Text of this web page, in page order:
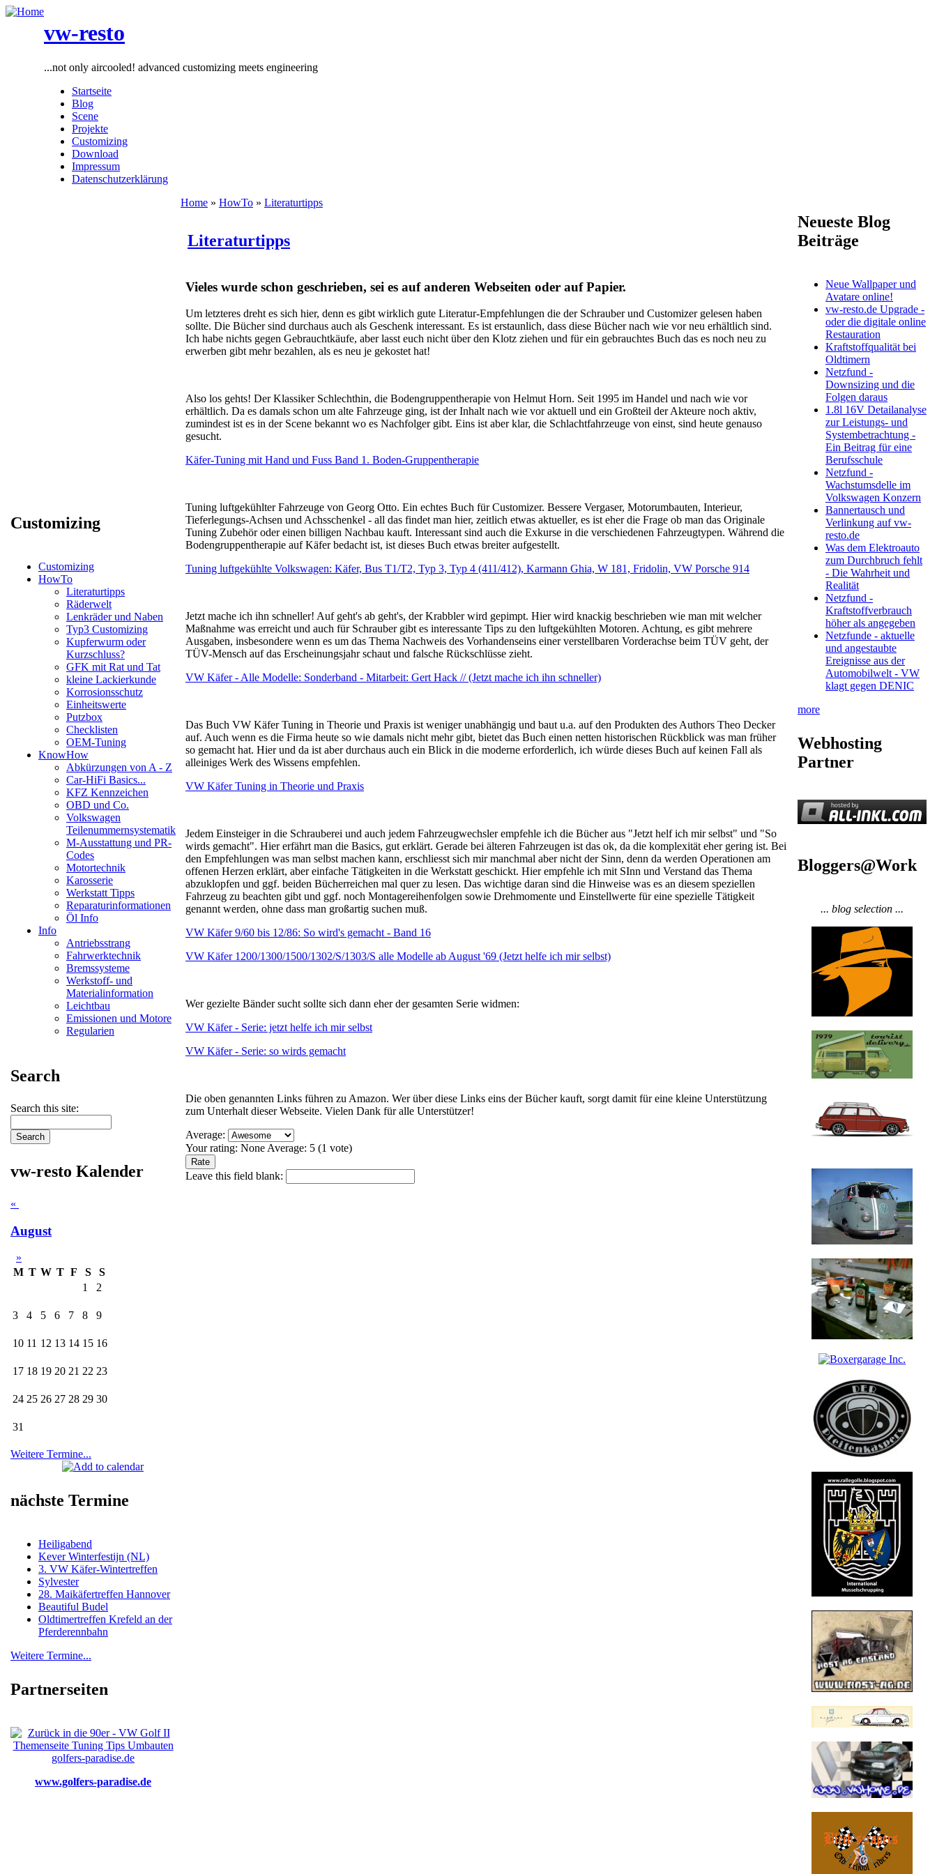
vw-resto
...not only aircooled! advanced customizing meets engineering
Startseite
Blog
Scene
Projekte
Customizing
Download
Impressum
Datenschutzerklärung
Customizing
Customizing
HowTo
Literaturtipps
Räderwelt
Lenkräder und Naben
Typ3 Customizing
Kupferwurm oder
Kurzschluss?
GFK mit Rat und Tat
kleine Lackierkunde
Korrosionsschutz
Einheitswerte
Putzbox
Checklisten
OEM-Tuning
KnowHow
Abkürzungen von A - Z
Car-HiFi Basics...
KFZ Kennzeichen
OBD und Co.
Volkswagen
Teilenummernsystematik
M-Ausstattung und PR-
Codes
Motortechnik
Karosserie
Werkstatt Tipps
Reparaturinformationen
Öl Info
Info
Antriebsstrang
Fahrwerktechnik
Bremssysteme
Werkstoff- und
Materialinformation
Leichtbau
Emissionen und Motore
Regularien
Search
Search this site:
vw-resto Kalender
«
August
»
M T W T F S
S
1
2
3 4 5 6 7 8 9
10 11 12 13 14 15 16
17 18 19 20 21 22 23
24 25 26 27 28 29 30
31
Weitere Termine...
nächste Termine
Heiligabend
Kever Winterfestijn (NL)
3. VW Käfer-Wintertreffen
Sylvester
28. Maikäfertreffen Hannover
Beautiful Budel
Oldtimertreffen Krefeld an der
Pferderennbahn
Weitere Termine...
Partnerseiten
www.golfers-paradise.de
Home » HowTo » Literaturtipps
Literaturtipps
Vieles wurde schon geschrieben, sei es auf anderen Webseiten oder auf Papier.
Um letzteres dreht es sich hier, denn es gibt wirklich gute Literatur-Empfehlungen die der Schrauber und Customizer gelesen haben
sollte. Die Bücher sind durchaus auch als Geschenk interessant. Es ist erstaunlich, dass diese Bücher nach wie vor neu erhältlich sind.
Ich habe nichts gegen Gebrauchtkäufe, aber lasst euch nicht über den Klotz ziehen und für ein gebrauchtes Buch das es noch neu zu
erwerben gibt mehr bezahlen, als es neu je gekostet hat!
Also los gehts! Der Klassiker Schlechthin, die Bodengruppentherapie von Helmut Horn. Seit 1995 im Handel und nach wie vor
erhältlich. Da es damals schon um alte Fahrzeuge ging, ist der Inhalt nach wie vor aktuell und ein Großteil der Akteure noch aktiv,
zumindest ist es in der Scene bekannt wo es Nachfolger gibt. Eins ist aber klar, die Schlachtfahrzeuge von einst, sind heute genauso
gesucht.
Käfer-Tuning mit Hand und Fuss Band 1. Boden-Gruppentherapie
Tuning luftgekühlter Fahrzeuge von Georg Otto. Ein echtes Buch für Customizer. Bessere Vergaser, Motorumbauten, Interieur,
Tieferlegungs-Achsen und Achsschenkel - all das findet man hier, zeitlich etwas aktueller, es ist eher die Frage ob man das Originale
Tuning Zubehör oder einen billigen Nachbau kauft. Interessant sind auch die Exkurse in die verschiedenen Fahrzeugtypen. Während die
Bodengruppentherapie auf Käfer bedacht ist, ist dieses Buch etwas breiter aufgestellt.
Tuning luftgekühlte Volkswagen: Käfer, Bus T1/T2, Typ 3, Typ 4 (411/412), Karmann Ghia, W 181, Fridolin, VW Porsche 914
Jetzt mache ich ihn schneller! Auf geht's ab geht's, der Krabbler wird gepimpt. Hier wird knackig beschrieben wie man mit welcher
Maßnahme was erreicht und auch für Schrauber gibt es interessante Tips zu den luftgekühlten Motoren. Achtung, es gibt mehrere
Ausgaben, insbesondere wenn es um das Thema Nachweis des Vorhandenseins einer verstellbaren Vorderachse beim TÜV geht, der
TÜV-Mensch auf das Erscheinungsjahr schaut und falsche Rückschlüsse zieht.
VW Käfer - Alle Modelle: Sonderband - Mitarbeit: Gert Hack // (Jetzt mache ich ihn schneller)
Das Buch VW Käfer Tuning in Theorie und Praxis ist weniger unabhängig und baut u.a. auf den Produkten des Authors Theo Decker
auf. Auch wenn es die Firma heute so wie damals nicht mehr gibt, bietet das Buch einen netten historischen Rückblick was man früher
so gemacht hat. Hier und da ist aber durchaus auch ein Blick in die moderne erforderlich, ich würde dieses Buch auf keinen Fall als
alleiniges Werk des Wissens empfehlen.
VW Käfer Tuning in Theorie und Praxis
Jedem Einsteiger in die Schrauberei und auch jedem Fahrzeugwechsler empfehle ich die Bücher aus "Jetzt helf ich mir selbst" und "So
wirds gemacht". Hier erfährt man die Basics, gut erklärt. Gerade bei älteren Fahrzeugen ist das ok, da die komplexität eher gering ist. Bei
den Empfehlungen was man selbst machen kann, erschliesst sich mir manchmal aber nicht der Sinn, denn da werden Operationen am
offenen Herzen erklärt, aber einfache Tätigkeiten in die Werkstatt geschickt. Hier empfehle ich mit SInn und Verstand das Thema
abzuklopfen und ggf. beiden Bücherreichen mal quer zu lesen. Das wichtige daran sind die Hinweise was es an diesem speziellen
Fahrzeug zu beachten gibt und ggf. noch Montagereihenfolgen sowie Drehmomente und Einstellwerte für eine spezielle Tätigkeit
genannt werden, ohne dass man großartig suchen muß.
VW Käfer 9/60 bis 12/86: So wird's gemacht - Band 16
VW Käfer 1200/1300/1500/1302/S/1303/S alle Modelle ab August '69 (Jetzt helfe ich mir selbst)
Wer gezielte Bänder sucht sollte sich dann eher der gesamten Serie widmen:
VW Käfer - Serie: jetzt helfe ich mir selbst
VW Käfer - Serie: so wirds gemacht
Die oben genannten Links führen zu Amazon. Wer über diese Links eins der Bücher kauft, sorgt damit für eine kleine Unterstützung
zum Unterhalt dieser Webseite. Vielen Dank für alle Unterstützer!
Average:
Your rating: NoneAverage: 5 (1 vote)
Leave this field blank:
Neueste Blog
Beiträge
Neue Wallpaper und
Avatare online!
vw-resto.de Upgrade -
oder die digitale online
Restauration
Kraftstoffqualität bei
Oldtimern
Netzfund -
Downsizing und die
Folgen daraus
1.8l 16V Detailanalyse
zur Leistungs- und
Systembetrachtung -
Ein Beitrag für eine
Berufsschule
Netzfund -
Wachstumsdelle im
Volkswagen Konzern
Bannertausch und
Verlinkung auf vw-
resto.de
Was dem Elektroauto
zum Durchbruch fehlt
- Die Wahrheit und
Realität
Netzfund -
Kraftstoffverbrauch
höher als angegeben
Netzfunde - aktuelle
und angestaubte
Ereignisse aus der
Automobilwelt - VW
klagt gegen DENIC
more
Webhosting
Partner
Bloggers@Work
... blog selection ...